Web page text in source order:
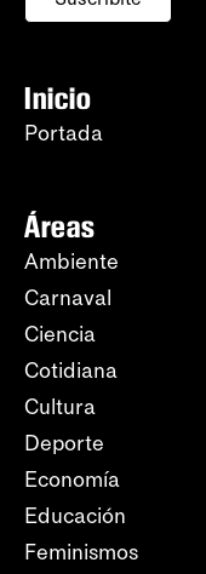
Inicio
Portada
Áreas
Ambiente
Carnaval
Ciencia
Cotidiana
Cultura
Deporte
Economía
Educación
Feminismos